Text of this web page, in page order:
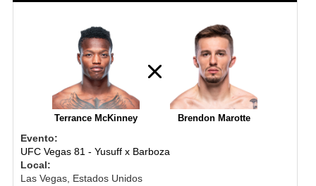
Terrance McKinney Brendon Marotte
Evento:
UFC Vegas 81 - Yusuff x Barboza
Local:
Las Vegas, Estados Unidos